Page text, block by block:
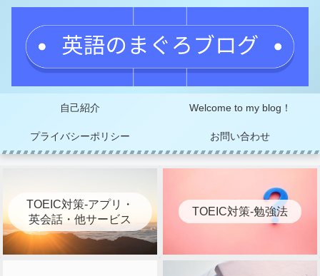
自己紹介 Welcome to my blog！
プライバシーポリシー お問い合わせ
TOEIC対策-アプリ・
英会話・他サービス
TOEIC対策-勉強法